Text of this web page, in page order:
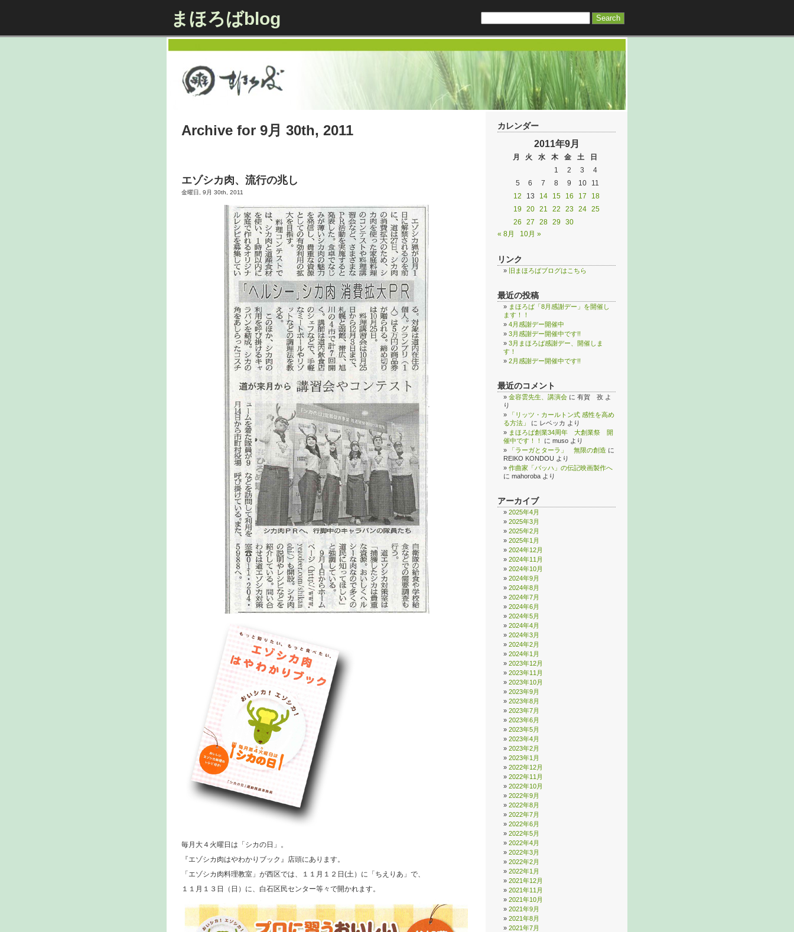
まほろばblog
Archive for 9月 30th, 2011
エゾシカ肉、流行の兆し
金曜日, 9月 30th, 2011
毎月大４火曜日は「シカの日」。
『エゾシカ肉はやわかりブック』店頭にあります。
「エゾシカ肉料理教室」が西区では、１１月１２日(土）に「ちえりあ」で、
１１月１３日（日）に、白石区民センター等々で開かれます。
カレンダー
2011年9月
月 火 水 木 金 土
日
1
2 3
4
5
6 7 8 9 10
11
12
13 14 15 16 17
18
19 20 21 22 23 24
25
26
27 28 29
30
« 8月
10月 »
リンク
旧まほろばブログはこちら
最近の投稿
まほろば「8月感謝デー」を開催し
ます！！
4月感謝デー開催中
3月感謝デー開催中です!!
3月まほろば感謝デー、開催しま
す！
2月感謝デー開催中です!!
最近のコメント
金容雲先生、講演会 に 有賀 孜 よ
り
「リッツ・カールトン式 感性を高め
る方法」
に レベッカ より
まほろば創業34周年 大創業祭 開
催中です！！
に muso より
「ラーガとターラ」 無限の創造 に
REIKO KONDOU より
作曲家「バッハ」の伝記映画製作へ
に mahoroba より
アーカイブ
2025年4月
2025年3月
2025年2月
2025年1月
2024年12月
2024年11月
2024年10月
2024年9月
2024年8月
2024年7月
2024年6月
2024年5月
2024年4月
2024年3月
2024年2月
2024年1月
2023年12月
2023年11月
2023年10月
2023年9月
2023年8月
2023年7月
2023年6月
2023年5月
2023年4月
2023年2月
2023年1月
2022年12月
2022年11月
2022年10月
2022年9月
2022年8月
2022年7月
2022年6月
2022年5月
2022年4月
2022年3月
2022年2月
2022年1月
2021年12月
2021年11月
2021年10月
2021年9月
2021年8月
2021年7月